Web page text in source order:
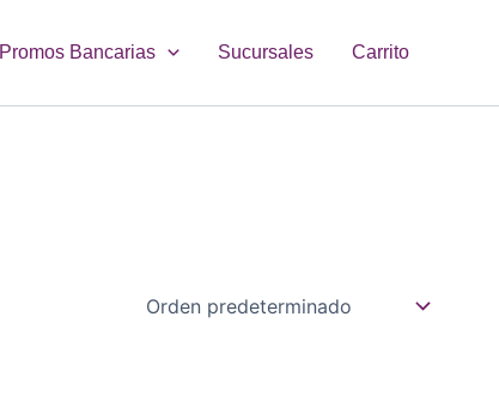
Promos Bancarias Sucursales Carrito